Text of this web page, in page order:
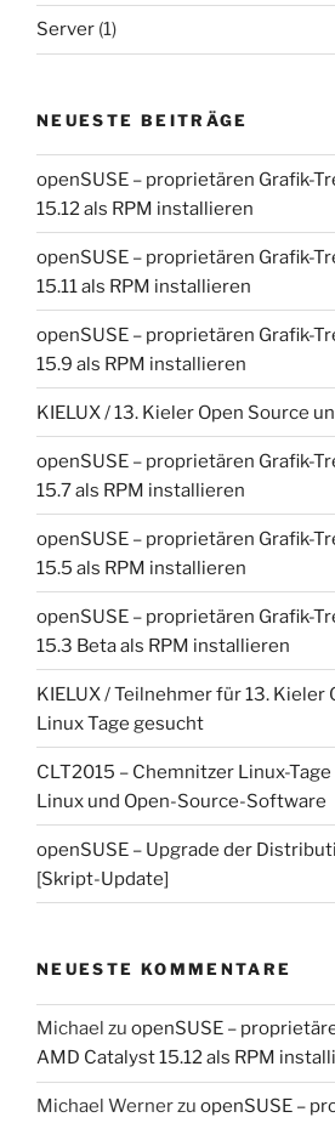
Server (1)
NEUESTE BEITRÄGE
openSUSE – proprietären Grafik-
15.12 als RPM installieren
openSUSE – proprietären Grafik-
15.11 als RPM installieren
openSUSE – proprietären Grafik-
15.9 als RPM installieren
KIELUX / 13. Kieler Open Source
openSUSE – proprietären Grafik-
15.7 als RPM installieren
openSUSE – proprietären Grafik-
15.5 als RPM installieren
openSUSE – proprietären Grafik-
15.3 Beta als RPM installieren
KIELUX / Teilnehmer für 13. Kieler
Linux Tage gesucht
CLT2015 – Chemnitzer Linux-
Linux und Open-Source-Software
openSUSE – Upgrade der
[Skript-Update]
NEUESTE KOMMENTARE
Michael zu openSUSE –
AMD Catalyst 15.12 als RPM
Michael Wernerzu openSUSE –